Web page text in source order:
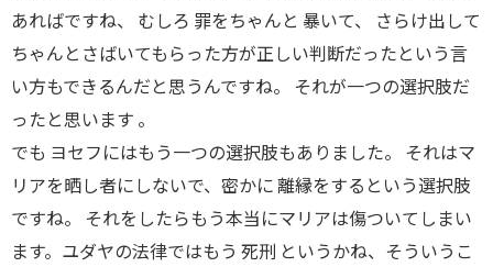
あればですね、 むしろ 罪をちゃんと 暴いて、 さらけ出して
ちゃんとさばいてもらった方が正しい判断だったという言
い方もできるんだと思うんですね。 それが一つの選択肢だ
ったと思います 。
でも ヨセフにはもう一つの選択肢もありました。 それはマ
リアを晒し者にしないで、密かに 離縁をするという選択肢
ですね。 それをしたらもう本当にマリアは傷ついてしまい
ます。ユダヤの法律ではもう 死刑 というかね、そういうこ